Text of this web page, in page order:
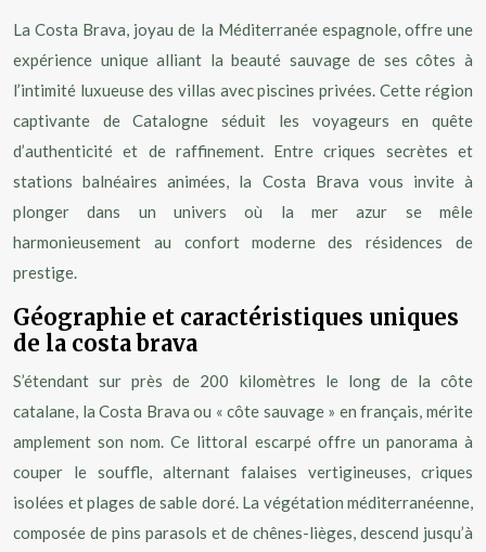
La Costa Brava, joyau de la Méditerranée espagnole, offre une
expérience unique alliant la beauté sauvage de ses côtes à
l’intimité luxueuse des villas avec piscines privées. Cette région
captivante de Catalogne séduit les voyageurs en quête
d’authenticité et de raffinement. Entre criques secrètes et
stations balnéaires animées, la Costa Brava vous invite à
plonger dans un univers où la mer azur se mêle
harmonieusement au confort moderne des résidences de
prestige.
Géographie et caractéristiques uniques
de la costa brava
S’étendant sur près de 200 kilomètres le long de la côte
catalane, la Costa Brava ou « côte sauvage » en français, mérite
amplement son nom. Ce littoral escarpé offre un panorama à
couper le souffle, alternant falaises vertigineuses, criques
isolées et plages de sable doré. La végétation méditerranéenne,
composée de pins parasols et de chênes-lièges, descend jusqu’à